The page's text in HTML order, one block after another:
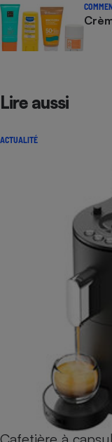
Lire aussi
ACTUALITÉ